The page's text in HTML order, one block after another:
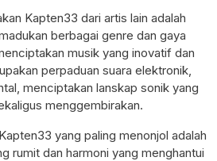
Kapten33 dari artis lain adalah
berbagai genre dan gaya
musik yang inovatif dan
perpaduan suara elektronik,
menciptakan lanskap sonik yang
menggembirakan.
yang paling menonjol adalah
rumit dan harmoni yang menghantui